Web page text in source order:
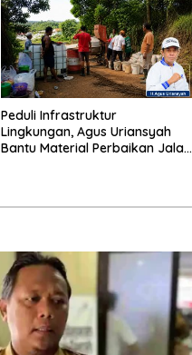
Peduli Infrastruktur
Lingkungan, Agus Uriansyah
Bantu Material Perbaikan Jalan